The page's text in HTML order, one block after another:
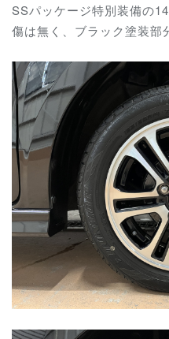
SSパッケージ特別装備の
傷は無く、ブラック塗装部